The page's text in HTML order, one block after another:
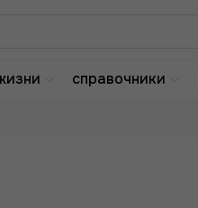
справочники